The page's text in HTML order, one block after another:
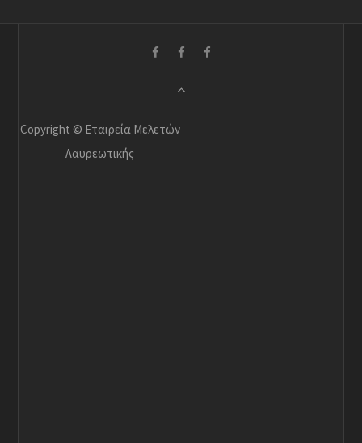
Copyright © Εταιρεία Μελετών
Λαυρεωτικής